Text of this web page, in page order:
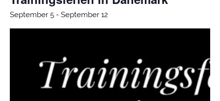
September 5 - September 12